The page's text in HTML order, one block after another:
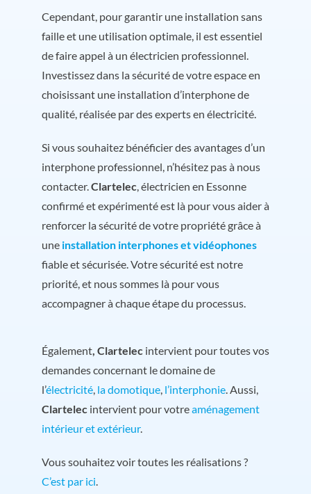
Cependant, pour garantir une installation sans
faille et une utilisation optimale, il est essentiel
de faire appel à un électricien professionnel.
Investissez dans la sécurité de votre espace en
choisissant une installation d’interphone de
qualité, réalisée par des experts en électricité.
Si vous souhaitez bénéficier des avantages d’un
interphone professionnel, n’hésitez pas à nous
contacter.Clartelec, électricien en Essonne
confirmé et expérimenté est là pour vous aider à
renforcer la sécurité de votre propriété grâce à
une installation interphones et vidéophones
fiable et sécurisée. Votre sécurité est notre
priorité, et nous sommes là pour vous
accompagner à chaque étape du processus.
Également, Clartelecintervient pour toutes vos
demandes concernant le domaine de
l’électricité, la domotique, l’interphonie. Aussi,
Clartelecintervient pour votreaménagement
intérieur et extérieur.
Vous souhaitez voir toutes les réalisations ?
C’est par ici.